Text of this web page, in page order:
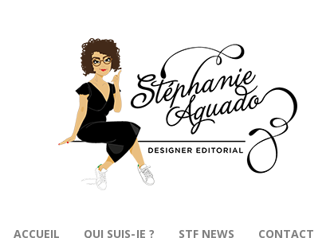
ACCUEIL QUI SUIS-JE ? STF NEWS CONTACT